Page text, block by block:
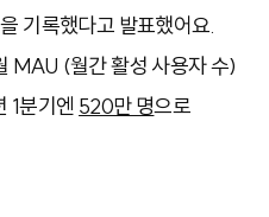
기록했다고 발표했어요.
MAU (월간 활성 사용자 수)
1분기엔 520만 명으로